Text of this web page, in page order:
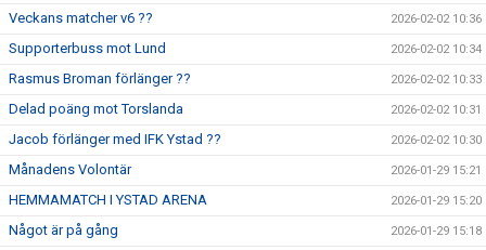
Veckans matcher v6 ?? 2026-02-02 10:36
Supporterbuss mot Lund 2026-02-02 10:34
Rasmus Broman förlänger ?? 2026-02-02 10:33
Delad poäng mot Torslanda 2026-02-02 10:31
Jacob förlänger med IFK Ystad ?? 2026-02-02 10:30
Månadens Volontär 2026-01-29 15:21
HEMMAMATCH I YSTAD ARENA 2026-01-29 15:20
Något är på gång 2026-01-29 15:18